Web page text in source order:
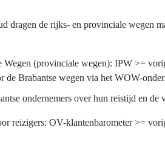
dragen de rijks- en provinciale wegen
(provinciale wegen): IPW >=
Brabantse wegen via het WOW-
ondernemers over hun reistijd en de
reizigers: OV-klantenbarometer >=